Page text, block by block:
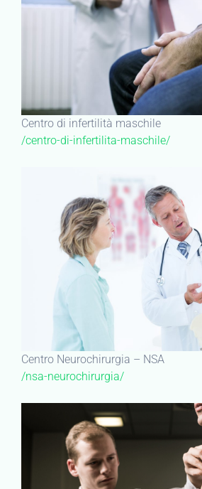
Centro di infertilità maschile
/centro-di-infertilita-maschile/
Centro Neurochirurgia – NSA
/nsa-neurochirurgia/